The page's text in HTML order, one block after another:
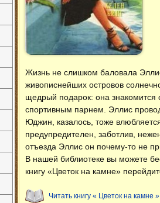
Жизнь не слишком баловала
живописнейших островов
щедрый подарок: она
спортивным парнем. Эллис
Юджин, казалось, тоже
предупредителен, заботлив,
отъезда Эллис он почему-то не
В нашей библиотеке вы можете
книгу «Цветок на камне»
Читать книгу « Цветок на камне »